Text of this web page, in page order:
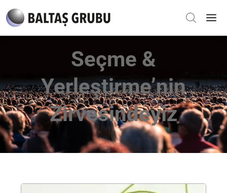
Seçme &
Yerleştirme’nin
Zirvesindeyiz